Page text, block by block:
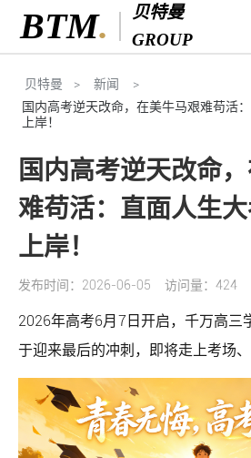
贝特曼咨询
BTM.
贝特曼
GROUP
贝特曼 > 新闻
>
国内高考逆天改命，在美牛马艰难苟活
上岸！
国内高考逆天改命
难苟活：直面人生
上岸！
发布时间：2026-06-05 访问量：424
2026年高考6月7日开启，千万高三
于迎来最后的冲刺，即将走上考场、